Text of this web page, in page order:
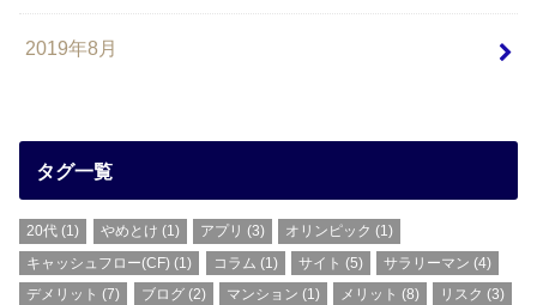
2019年8月
タグ一覧
20代 (1) やめとけ (1) アプリ (3) オリンピック (1)
キャッシュフロー(CF) (1) コラム (1) サイト (5) サラリーマン (4)
デメリット (7) ブログ(2) マンション (1) メリット (8) リスク (3)